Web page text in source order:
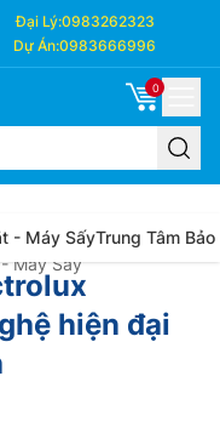
Đại Lý:0983262323
Dự Án:0983666996
0
- Máy SấyTrung Tâm Bảo
Máy Sấy
hiện đại